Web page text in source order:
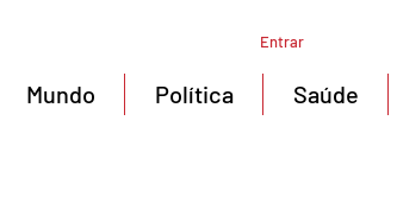
Entrar
Mundo Política Saúde